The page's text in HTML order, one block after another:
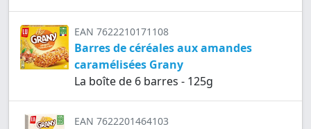
EAN 7622210171108
Barres de céréales aux amandes
caramélisées Grany
La boîte de 6 barres - 125g
EAN 7622201464103